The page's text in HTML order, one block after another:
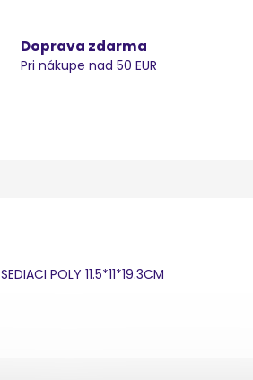
Doprava zdarma
Pri nákupe nad 50 EUR
POLY 11.5*11*19.3CM